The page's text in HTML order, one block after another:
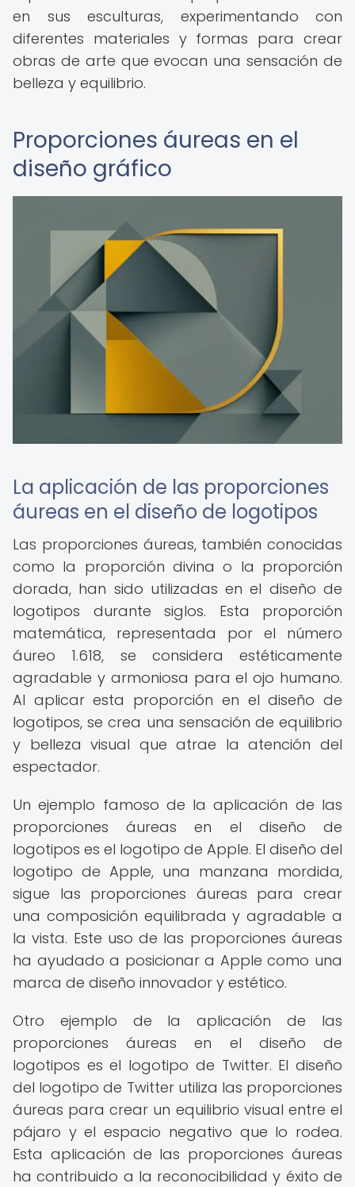
en sus esculturas, experimentando con
diferentes materiales y formas para crear
obras de arte que evocan una sensación de
belleza y equilibrio.
Proporciones áureas en el
diseño gráfico
La aplicación de las proporciones
áureas en el diseño de logotipos
Las proporciones áureas, también conocidas
como la proporción divina o la proporción
dorada, han sido utilizadas en el diseño de
logotipos durante siglos. Esta proporción
matemática, representada por el número
áureo 1.618, se considera estéticamente
agradable y armoniosa para el ojo humano.
Al aplicar esta proporción en el diseño de
logotipos, se crea una sensación de equilibrio
y belleza visual que atrae la atención del
espectador.
Un ejemplo famoso de la aplicación de las
proporciones áureas en el diseño de
logotipos es el logotipo de Apple. El diseño del
logotipo de Apple, una manzana mordida,
sigue las proporciones áureas para crear
una composición equilibrada y agradable a
la vista. Este uso de las proporciones áureas
ha ayudado a posicionar a Apple como una
marca de diseño innovador y estético.
Otro ejemplo de la aplicación de las
proporciones áureas en el diseño de
logotipos es el logotipo de Twitter. El diseño
del logotipo de Twitter utiliza las proporciones
áureas para crear un equilibrio visual entre el
pájaro y el espacio negativo que lo rodea.
Esta aplicación de las proporciones áureas
ha contribuido a la reconocibilidad y éxito de